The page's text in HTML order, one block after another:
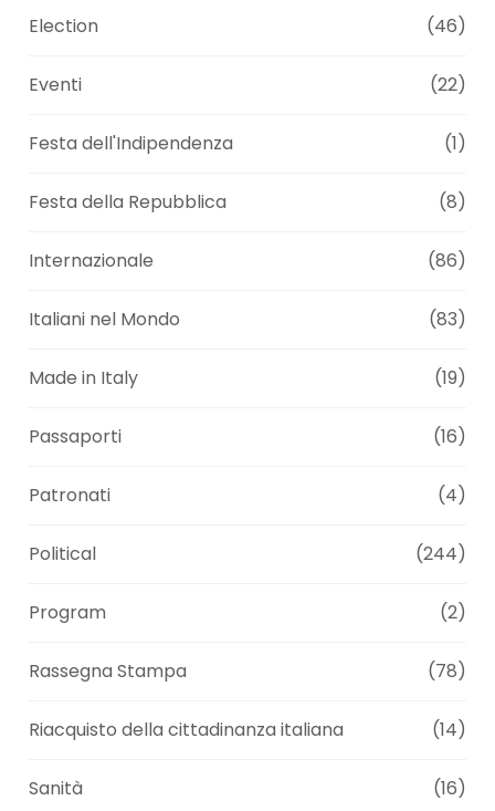
Election (46)
Eventi (22)
Festa dell'Indipendenza (1)
Festa della Repubblica (8)
Internazionale (86)
Italiani nel Mondo (83)
Made in Italy (19)
Passaporti (16)
Patronati (4)
Political (244)
Program (2)
Rassegna Stampa (78)
Riacquisto della cittadinanza italiana (14)
Sanità (16)